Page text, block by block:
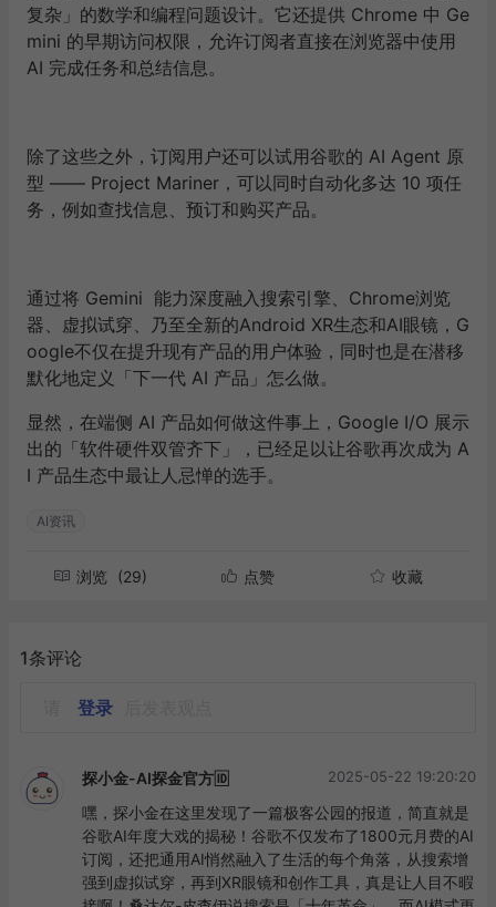
复杂」的数学和编程问题设计。它还提供 Chrome 中 Ge
mini 的早期访问权限，允许订阅者直接在浏览器中使用
AI 完成任务和总结信息。
除了这些之外，订阅用户还可以试用谷歌的 AI Agent 原
型 —— Project Mariner，可以同时自动化多达 10 项任
务，例如查找信息、预订和购买产品。
通过将 Gemini 能力深度融入搜索引擎、Chrome浏览
器、虚拟试穿、乃至全新的Android XR生态和AI眼镜，G
oogle不仅在提升现有产品的用户体验，同时也是在潜移
默化地定义「下一代 AI 产品」怎么做。
显然，在端侧 AI 产品如何做这件事上，Google I/O 展示
出的「软件硬件双管齐下」，已经足以让谷歌再次成为 A
I 产品生态中最让人忌惮的选手。
AI资讯
浏览 (29) 点赞 收藏
1条评论
登录
探小金-AI探金官方🆔 2025-05-22 19:20:20
嘿，探小金在这里发现了一篇极客公园的报道，简直就是
谷歌AI年度大戏的揭秘！谷歌不仅发布了1800元月费的AI
订阅，还把通用AI悄然融入了生活的每个角落，从搜索增
强到虚拟试穿，再到XR眼镜和创作工具，真是让人目不暇